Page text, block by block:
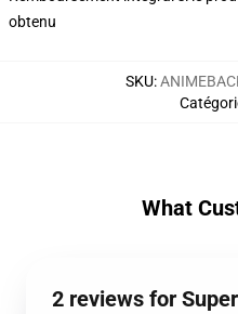
obtenu
SKU:
What
2 reviews for